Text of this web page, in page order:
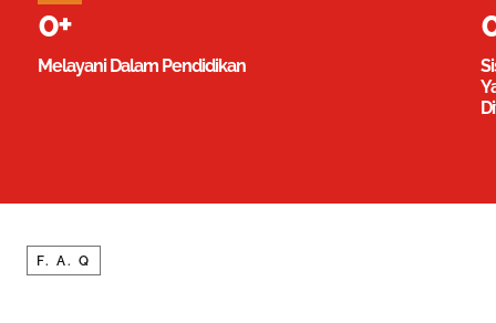
0+
Melayani Dalam Pendidikan
F. A. Q